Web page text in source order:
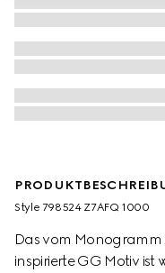
Style ‎798524 Z7AFQ 1000
Das vom
inspirierte GG Motiv ist